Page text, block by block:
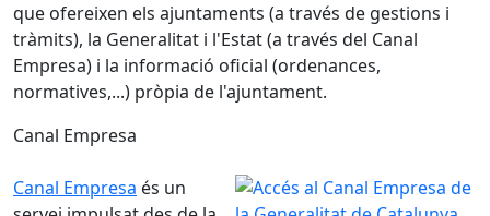
que ofereixen els ajuntaments (a través de gestions i
tràmits), la Generalitat i l'Estat (a través del Canal
Empresa) i la informació oficial (ordenances,
normatives,...) pròpia de l'ajuntament.
Canal Empresa
Canal Empresa és un